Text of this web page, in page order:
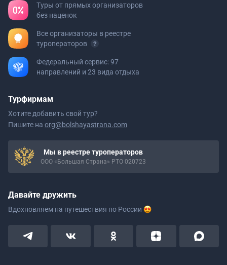
Туры от прямых организаторов
без наценок
Все организаторы в реестре
туроператоров
Федеральный сервис: 97
направлений и 23 вида отдыха
Турфирмам
Хотите добавить свой тур?
Пишите на org@bolshayastrana.com
Мы в реестре туроператоров
ООО «Большая Страна» РТО 020723
Давайте дружить
Вдохновляем на путешествия по России